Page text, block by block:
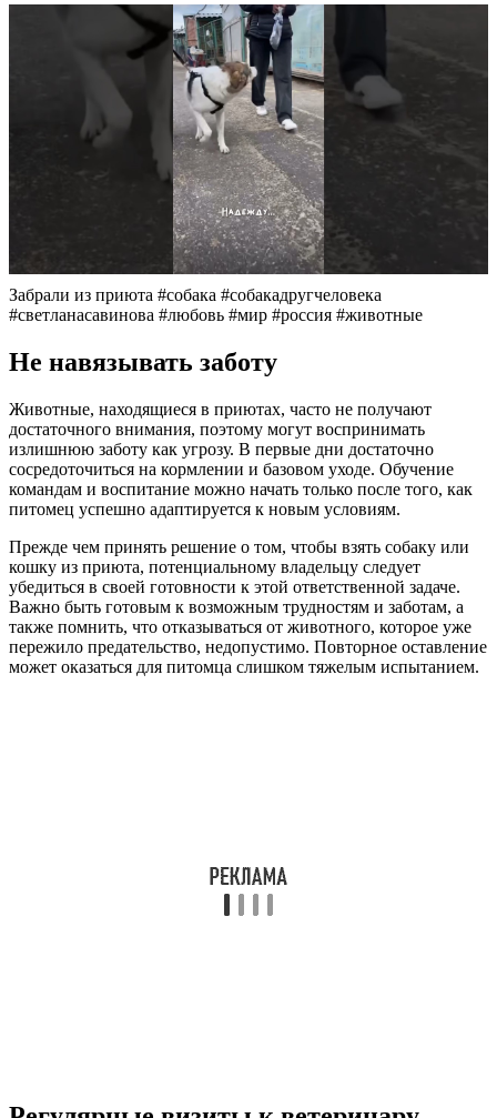
Забрали из приюта #собака #собакадругчеловека
#светланасавинова #любовь #мир #россия #животные
Не навязывать заботу
Животные, находящиеся в приютах, часто не получают
достаточного внимания, поэтому могут воспринимать
излишнюю заботу как угрозу. В первые дни достаточно
сосредоточиться на кормлении и базовом уходе. Обучение
командам и воспитание можно начать только после того, как
питомец успешно адаптируется к новым условиям.
Прежде чем принять решение о том, чтобы взять собаку или
кошку из приюта, потенциальному владельцу следует
убедиться в своей готовности к этой ответственной задаче.
Важно быть готовым к возможным трудностям и заботам, а
также помнить, что отказываться от животного, которое уже
пережило предательство, недопустимо. Повторное оставление
может оказаться для питомца слишком тяжелым испытанием.